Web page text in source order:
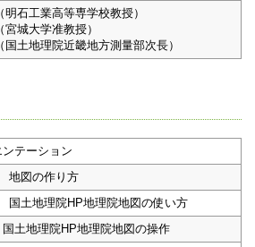
石工業高等専学校教授）
城大学准教授）
国土地理院近畿地方測量部次長）
ンテーション
地図の作り方
土地理院HP地理院地図の使い方
土地理院HP地理院地図の操作